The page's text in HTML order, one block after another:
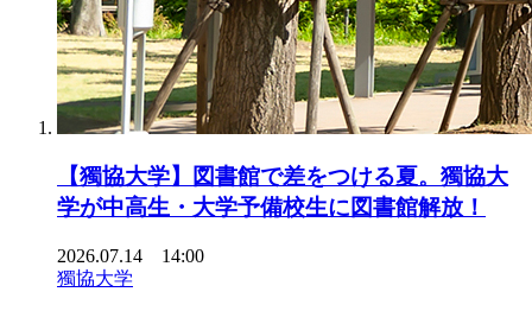
【獨協大学】図書館で差をつける夏。獨協大
学が中高生・大学予備校生に図書館解放！
2026.07.14 14:00
獨協大学